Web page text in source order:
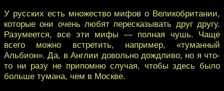
У русских есть множество мифов о Великобритании,
которые они очень любят пересказывать друг другу.
Разумеется, все эти мифы — полная чушь. Чаще
всего можно встретить, например, «туманный
Альбион». Да, в Англии довольно дождливо, но я что-
то ни разу не припомню случая, чтобы здесь было
больше тумана, чем в Москве.